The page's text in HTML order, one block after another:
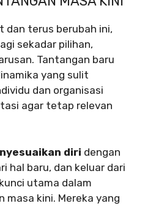
dan terus berubah ini,
sekadar pilihan,
Tantangan baru
yang sulit
dan organisasi
agar tetap relevan
diri dengan
hal baru, dan keluar dari
utama dalam
kini. Mereka yang